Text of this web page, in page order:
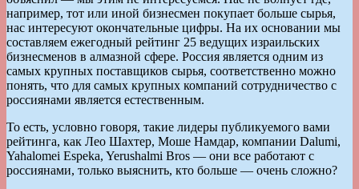
например, тот или иной бизнесмен покупает больше сырья,
нас интересуют окончательные цифры. На их основании мы
составляем ежегодный рейтинг 25 ведущих израильских
бизнесменов в алмазной сфере. Россия является одним из
самых крупных поставщиков сырья, соответственно можно
понять, что для самых крупных компаний сотрудничество с
россиянами является естественным.
То есть, условно говоря, такие лидеры публикуемого вами
рейтинга, как Лео Шахтер, Моше Намдар, компании Dalumi,
Yahalomei Espeka, Yerushalmi Bros — они все работают с
россиянами, только выяснить, кто больше — очень сложно?